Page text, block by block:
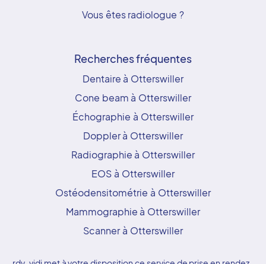
Vous êtes radiologue ?
Recherches fréquentes
Dentaire à Otterswiller
Cone beam à Otterswiller
Échographie à Otterswiller
Doppler à Otterswiller
Radiographie à Otterswiller
EOS à Otterswiller
Ostéodensitométrie à Otterswiller
Mammographie à Otterswiller
Scanner à Otterswiller